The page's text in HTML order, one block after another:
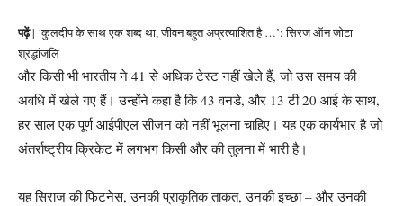
पढ़ें| ‘कुलदीप के साथ एक शब्द था, जीवन बहुत अप्रत्याशित है …’: सिरज ऑन जोटा
श्रद्धांजलि
और किसी भी भारतीय ने 41 से अधिक टेस्ट नहीं खेले हैं, जो उस समय की
अवधि में खेले गए हैं। उन्होंने कहा है कि 43 वनडे, और 13 टी 20 आई के साथ,
हर साल एक पूर्ण आईपीएल सीजन को नहीं भूलना चाहिए। यह एक कार्यभार है जो
अंतर्राष्ट्रीय क्रिकेट में लगभग किसी और की तुलना में भारी है।
यह सिराज की फिटनेस, उनकी प्राकृतिक ताकत, उनकी इच्छा – और उनकी